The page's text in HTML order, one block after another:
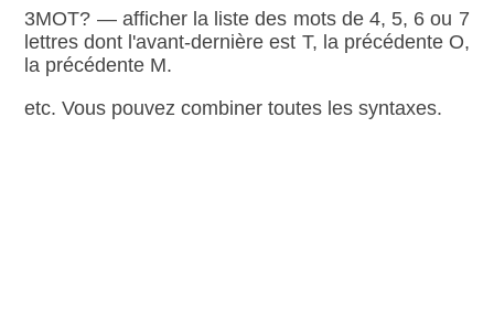
3MOT? — afficher la liste des mots de 4, 5, 6 ou 7
lettres dont l'avant‑dernière est T, la précédente O,
la précédente M.
etc. Vous pouvez combiner toutes les syntaxes.